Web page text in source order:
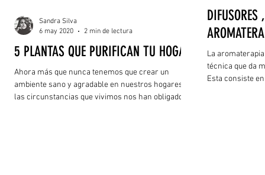
5 PLANTAS QUE PURIFICAN TU HOGAR
Ahora más que nunca tenemos que crear un
ambiente sano y agradable en nuestros hogares,
las circunstancias que vivimos nos han obligado a
Sandra Silva
6 may 2020
2 min de lectura
La
técnica que da
Esta consiste